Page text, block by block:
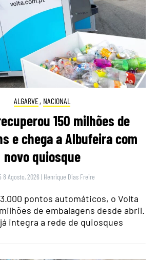
ALGARVE, NACIONAL
150 milhões de
e chega a Albufeira com
novo quiosque
8 Agosto, 2026 | Henrique Dias Freire
pontos automáticos, o Volta
de embalagens desde abril.
integra a rede de quiosques